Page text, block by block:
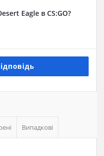
Eagle в CS:GO?
Випадкові